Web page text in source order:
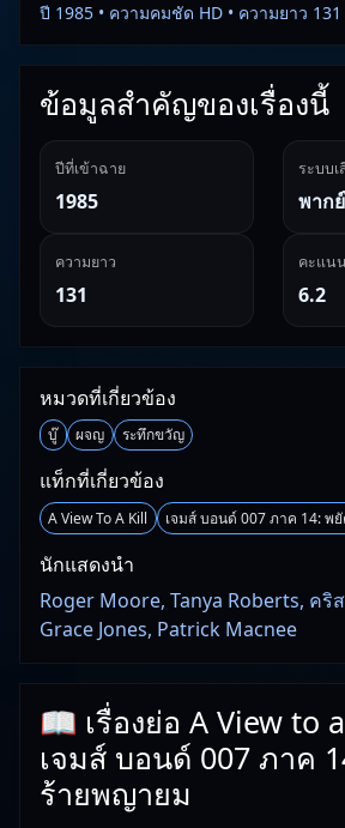
ปี 1985 • ความคมชัด HD • ความยาว 131
ข้อมูลสำคัญของเรื่องนี้
ปีที่เข้าฉาย
1985
ระบบเ
พาก
ความยาว
131
คะแน
6.2
หมวดที่เกี่ยวข้อง
บู๊ ผจญ ระทึกขวัญ
แท็กที่เกี่ยวข้อง
A View To A Kill เจมส์ บอนด์ 007 ภาค 14: พ
นักแสดงนำ
Roger Moore, Tanya Roberts, คริ
Grace Jones, Patrick Macnee
📖 เรื่องย่อ A View to
เจมส์ บอนด์ 007 ภาค
ร้ายพญายม